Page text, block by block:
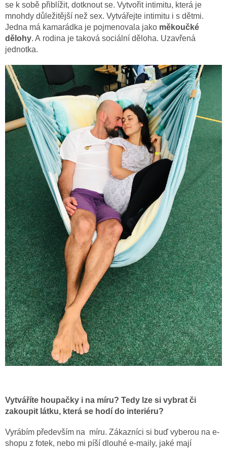
se k sobě přiblížit, dotknout se. Vytvořit intimitu, která je
mnohdy důležitější než sex. Vytvářejte intimitu i s dětmi.
Jedna má kamarádka je pojmenovala jako měkoučké
dělohy. A rodina je taková sociální děloha. Uzavřená
jednotka.
Vytváříte houpačky i na míru? Tedy lze si vybrat či
zakoupit látku, která se hodí do interiéru?
Vyrábím především na míru. Zákazníci si buď vyberou na e-
shopu z fotek, nebo mi píší dlouhé e-maily, jaké mají